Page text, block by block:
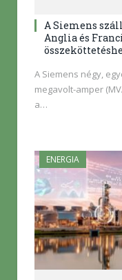
A Siemens
Anglia és
A Siemens négy,
megavolt-amper
a…
ENERGIA